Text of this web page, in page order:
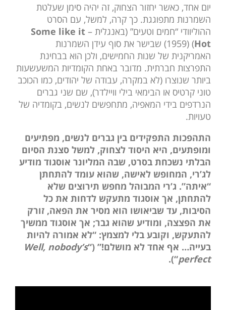
יום אחד, כאשר יחזור הצחוק, זה יהיה סימן שעלטת
השמרנות מתפוגגת. כך קרה, למשל, עם הסרט
ההוליוודי “חמים וטעים” (באנגלית – Some like it
Hot
) (1959) שבישר את סוף עידן השמרנות
האמריקנית של שנות החמישים, ולכן הוא בבחינת
התפרצות חברתית. מדובר באחת הקומדיות המשעשעות
ביותר שנוצרו (לא במקרה, עבודה של יהודים, כמו הכוכב
טוני קרטיס או הבימאי בילי וויילדר), שם שני גברים
הנרדפים בידי המאפיה, מתחפשים לנשים, בקומדיה של
טעויות.
התהפכות התפקידים בין גברים לנשים, מפתיעים
ומופתעים, היא היסוד לצחוק, למשל סצנת הסיום
הבלתי נשכחת בסרט, שבה המליונר אוסגוד מודיע
לג’רי, המחופש לאישה, שהוא עומד להתחתן
“איתה”. ג’רי המבוהל מחפש תירוצים שלא
להתחתן, אך אוסגוד מתעקש לדחות את כל
הסיבות, עד שביאושו הוא מסיר את הפאה, זורק
את הפצצה, ומודיע שהוא גבר; אך אוסגוד ממשיך
להתעקש, וקובע בלי למצמץ: “לא אמורה להיות
בעייה… אף אחד לא מושלם!” (“Well, nobody’s
perfect
“).